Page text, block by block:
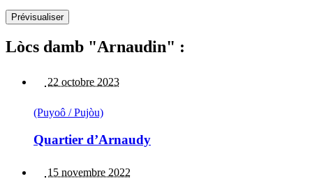
Lòcs damb "Arnaudin" :
22 octobre 2023
(Puyoô / Pujòu)
Quartier d’Arnaudy
15 novembre 2022